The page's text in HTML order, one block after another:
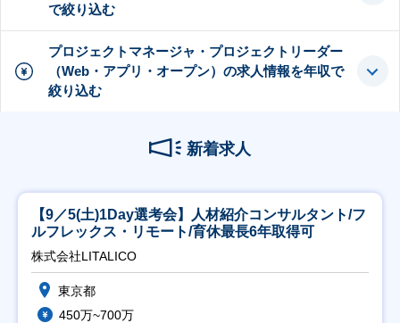
で絞り込む
プロジェクトマネージャ・プロジェクトリーダー
（Web・アプリ・オープン）の求人情報を年収で
絞り込む
新着求人
【9／5(土)1Day選考会】人材紹介コンサルタント/フ
ルフレックス・リモート/育休最長6年取得可
株式会社LITALICO
東京都
450万~700万